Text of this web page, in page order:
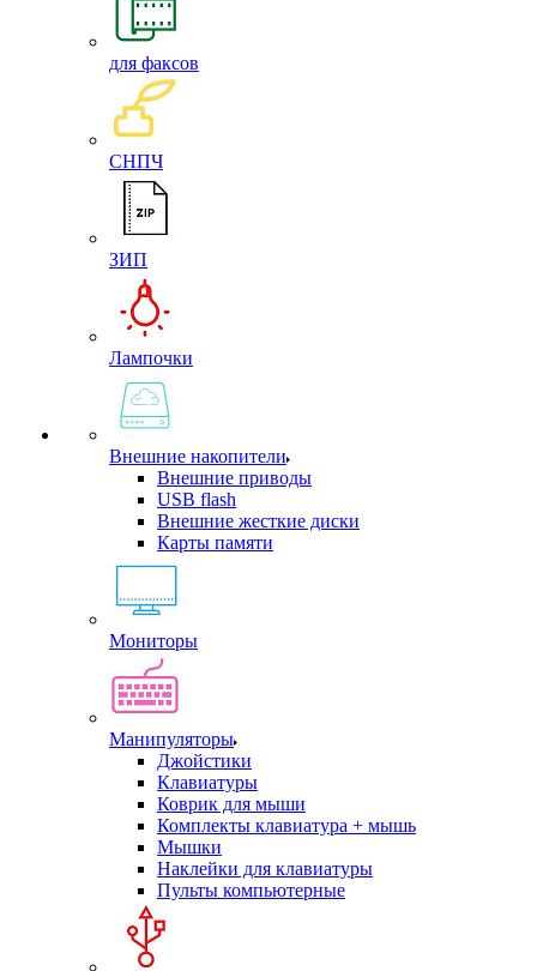
для факсов
СНПЧ
ЗИП
Лампочки
Внешние накопители
Внешние приводы
USB flash
Внешние жесткие диски
Карты памяти
Мониторы
Манипуляторы
Джойстики
Клавиатуры
Коврик для мыши
Комплекты клавиатура + мышь
Мышки
Наклейки для клавиатуры
Пульты компьютерные